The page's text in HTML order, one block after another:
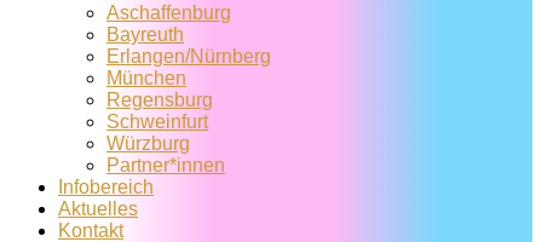
Aschaffenburg
Bayreuth
Erlangen/Nürnberg
München
Regensburg
Schweinfurt
Würzburg
Partner*innen
Infobereich
Aktuelles
Kontakt